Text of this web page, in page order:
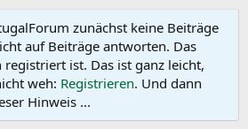
zunächst keine Beiträge
auf Beiträge antworten. Das
ist. Das ist ganz leicht,
weh: Registrieren. Und dann
Hinweis ...